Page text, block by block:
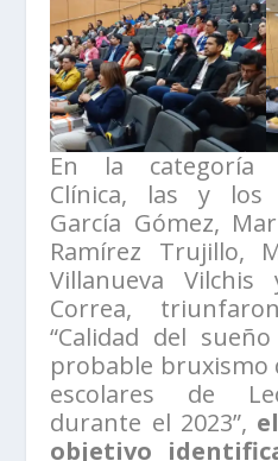
En la categoría
Clínica, las y los
García Gómez,
Ramírez Trujillo,
Villanueva Vilchis
Correa,
“Calidad del
probable bruxismo
escolares de
durante el 2023”,
objetivo